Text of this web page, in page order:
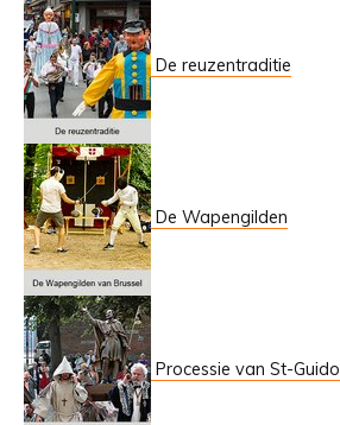
De reuzentraditie
De Wapengilden
Processie van St-Guido